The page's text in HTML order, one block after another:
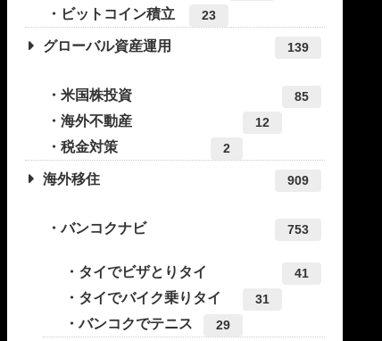
ビットコイン積立 23
グローバル資産運用 139
米国株投資 85
海外不動産 12
税金対策 2
海外移住 909
バンコクナビ 753
タイでビザとりタイ 41
タイでバイク乗りタイ 31
バンコクでテニス 29